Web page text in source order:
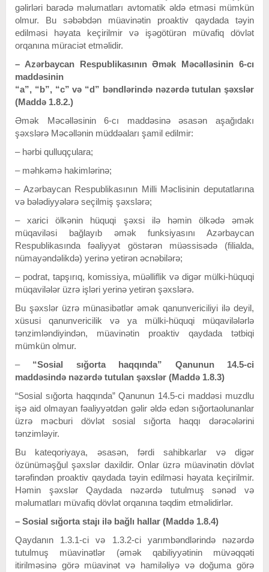
gəlirləri barədə məlumatları avtomatik əldə etməsi mümkün
olmur. Bu səbəbdən müavinətin proaktiv qaydada təyin
edilməsi həyata keçirilmir və işəgötürən müvafiq dövlət
orqanına müraciət etməlidir.
– Azәrbaycan Respublikasının Əmәk Mәcәllәsinin 6-cı
maddәsinin
“a”, “b”, “c” vә “d” bәndlәrindә nәzәrdә tutulan şәxslәr
(Maddә 1.8.2.)
Әmək Məcəlləsinin 6-cı maddəsinə əsasən aşağıdakı
şəxslərə Məcəllənin müddəaları şamil edilmir:
– hәrbi qulluqçulara;
– mәhkәmә hakimlәrinә;
– Azәrbaycan Respublikasının Milli Mәclisinin deputatlarına
vә bәlәdiyyәlәrә seçilmiş şәxslәrә;
– xarici ölkәnin hüquqi şәxsi ilә hәmin ölkәdә әmәk
müqavilәsi bağlayıb әmәk funksiyasını Azәrbaycan
Respublikasında fәaliyyәt göstәrәn müәssisәdә (filialda,
nümayәndәlikdә) yerinә yetirәn әcnәbilәrә;
– podrat, tapşırıq, komissiya, müәlliflik vә digәr mülki-hüquqi
müqavilәlәr üzrә işlәri yerinә yetirәn şәxslәrә.
Bu şəxslər üzrə münasibətlər əmək qanunvericiliyi ilə deyil,
xüsusi qanunvericilik və ya mülki-hüquqi müqavilələrlə
tənzimləndiyindən, müavinətin proaktiv qaydada tətbiqi
mümkün olmur.
– “Sosial sığorta haqqında” Qanunun 14.5-ci
maddәsindә nәzәrdә tutulan şәxslәr (Maddә 1.8.3)
“Sosial sığorta haqqında” Qanunun 14.5-ci maddəsi muzdlu
işə aid olmayan fəaliyyətdən gəlir əldə edən sığortaolunanlar
üzrə məcburi dövlət sosial sığorta haqqı dərəcələrini
tənzimləyir.
Bu kateqoriyaya, əsasən, fərdi sahibkarlar və digər
özünüməşğul şəxslər daxildir. Onlar üzrə müavinətin dövlət
tərəfindən proaktiv qaydada təyin edilməsi həyata keçirilmir.
Həmin şəxslər Qaydada nəzərdə tutulmuş sənəd və
məlumatları müvafiq dövlət orqanına təqdim etməlidirlər.
– Sosial sığorta stajı ilә bağlı hallar (Maddә 1.8.4)
Qaydanın 1.3.1-ci və 1.3.2-ci yarımbəndlərində nəzərdə
tutulmuş müavinətlər (əmək qabiliyyətinin müvəqqəti
itirilməsinə görə müavinət və hamiləliyə və doğuma görə